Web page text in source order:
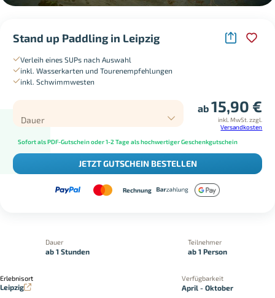
Stand up Paddling in Leipzig
Verleih eines SUPs nach Auswahl
inkl. Wasserkarten und Tourenempfehlungen
inkl. Schwimmwesten
Dauer
ab15,90 €
inkl. MwSt. zzgl.
Versandkosten
Sofort als PDF-Gutschein oder 1-2 Tage als hochwertiger Geschenkgutschein
JETZT GUTSCHEIN BESTELLEN
Rechnung
Dauer
ab 1 Stunden
Teilnehmer
ab 1 Person
Erlebnisort
Leipzig
Verfügbarkeit
April - Oktober